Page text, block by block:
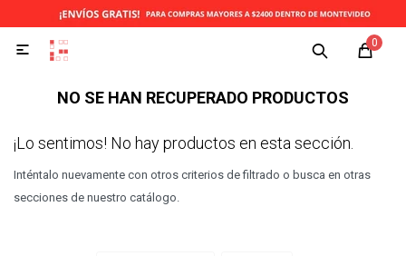
0

NO SE HAN RECUPERADO PRODUCTOS
¡Lo sentimos! No hay productos en esta sección.
Inténtalo nuevamente con otros criterios de filtrado o busca en otras
secciones de nuestro catálogo.